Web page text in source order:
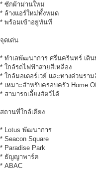
* ซักผ้าม่านใหม่
* ล้างแอร์ใหม่ทั้งหมด
* พร้อมเข้าอยู่ทันที
จุดเด่น
* ทำเลพัฒนาการ ศรีนครินทร์ เดิน
* ใกล้รถไฟฟ้าสายสีเหลือง
* ใกล้มอเตอร์เวย์ และทางด่วนรา
* เหมาะสำหรับครอบครัว Home
* สามารถเลี้ยงสัตว์ได้
สถานที่ใกล้เคียง
* Lotus พัฒนาการ
* Seacon Square
* Paradise Park
* ธัญญาพาร์ค
* ABAC